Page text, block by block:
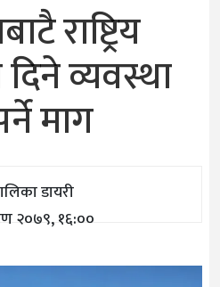
राष्ट्रिय
व्यवस्था
माग
डायरी
२०७९, १६:००